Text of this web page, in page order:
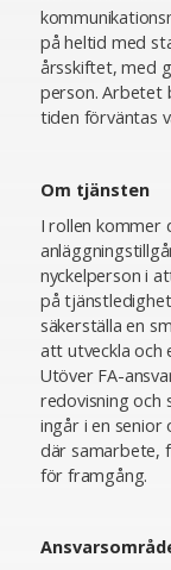
på heltid med
årsskiftet, med
person. Arbetet
tiden förväntas
Om tjänsten
I rollen kommer
nyckelperson i
på
säkerställa en
att utveckla och
Utöver FA-
redovisning och
ingår i en
där samarbete,
för framgång.